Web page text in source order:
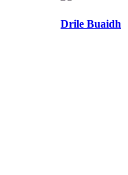
Drile Buaidh